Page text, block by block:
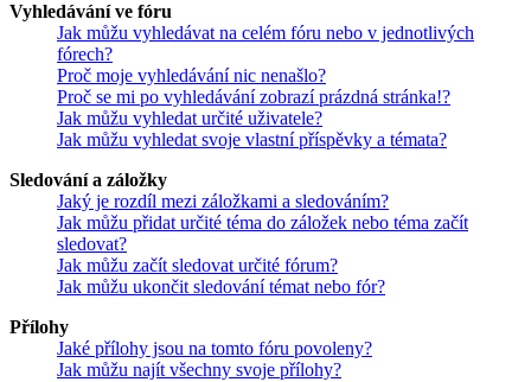
Vyhledávání ve fóru
Jak můžu vyhledávat na celém fóru nebo v jednotlivých
fórech?
Proč moje vyhledávání nic nenašlo?
Proč se mi po vyhledávání zobrazí prázdná stránka!?
Jak můžu vyhledat určité uživatele?
Jak můžu vyhledat svoje vlastní příspěvky a témata?
Sledování a záložky
Jaký je rozdíl mezi záložkami a sledováním?
Jak můžu přidat určité téma do záložek nebo téma začít
sledovat?
Jak můžu začít sledovat určité fórum?
Jak můžu ukončit sledování témat nebo fór?
Přílohy
Jaké přílohy jsou na tomto fóru povoleny?
Jak můžu najít všechny svoje přílohy?